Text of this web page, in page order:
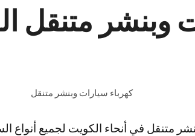
وبنشر متنقل
كهرباء سيارات وبنشر متنقل
متنقل في أنحاء الكويت لجميع أنواع